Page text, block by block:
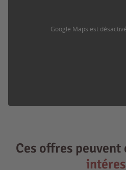
Google Maps est désactivé.
Ces offres